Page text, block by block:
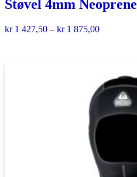
Støvel 4mm Neoprene
kr1 427,50 – kr1 875,00